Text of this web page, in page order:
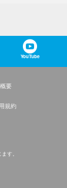
YouTube
要
規約
す。